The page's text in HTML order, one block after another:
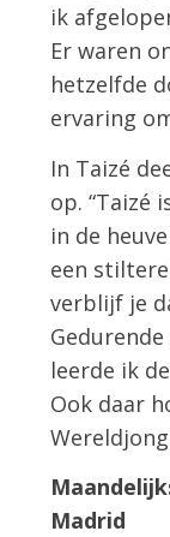
ik
Er waren
hetzelfde
ervaring
In Taizé
op. “Taizé
in de
een
verblijf je
leerde ik
Ook daar
Madrid